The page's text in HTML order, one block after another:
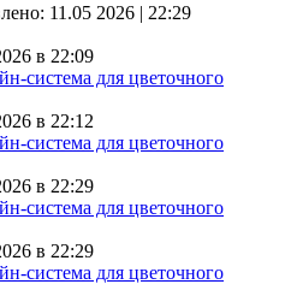
11.05 2026 | 22:29
в 22:09
в 22:12
в 22:29
в 22:29